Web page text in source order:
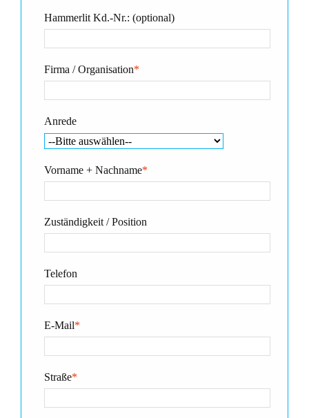
Hammerlit Kd.-Nr.: (optional)
*
Firma / Organisation
Anrede
*
Vorname + Nachname
Zuständigkeit / Position
Telefon
*
E-Mail
*
Straße